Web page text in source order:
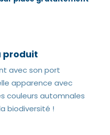
produit
avec son port
apparence avec
couleurs automnales
biodiversité !